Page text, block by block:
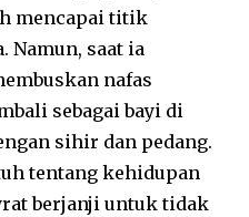
mencapai titik
Namun, saat ia
nafas
sebagai bayi di
sihir dan pedang.
tentang kehidupan
berjanji untuk tidak